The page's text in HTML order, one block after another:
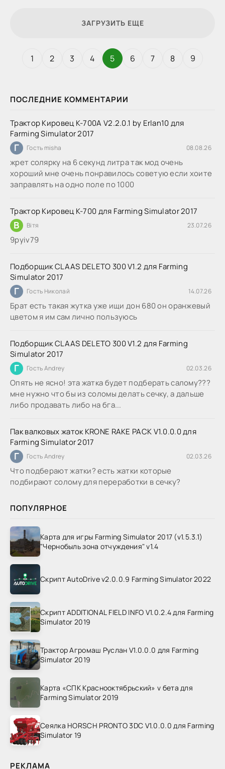
ПОСЛЕДНИЕ КОММЕНТАРИИ
Трактор Кировец К-700А V2.2.0.1 by Erlan10 для
Farming Simulator 2017
Г Гость misha 08.08.26
жрет солярку на 6 секунд литра так мод очень
хороший мне очень понравилось советую если хоите
заправлять на одно поле по 1000
Трактор Кировец К-700 для Farming Simulator 2017
В Вітя 23.07.26
9руіv79
Подборщик CLAAS DELETO 300 V1.2 для Farming
Simulator 2017
Г Гость Николай 14.07.26
Брат есть такая жутка уже ищи дон 680 он оранжевый
цветом я им сам лично пользуюсь
Подборщик CLAAS DELETO 300 V1.2 для Farming
Simulator 2017
Г Гость Andrey 02.03.26
Опять не ясно! эта жатка будет подберать салому???
мне нужно что бы из соломы делать сечку, а дальше
либо продавать либо на бга...
Пак валковых жаток KRONE RAKE PACK V1.0.0.0 для
Farming Simulator 2017
Г Гость Andrey 02.03.26
Что подберают жатки? есть жатки которые
подбирают солому для переработки в сечку?
ЗАГРУЗИТЬ ЕЩЕ
1 2 3 4 5 6 7 8 9
ПОПУЛЯРНОЕ
Карта для игры Farming Simulator 2017 (v1.5.3.1)
"Чернобыль зона отчуждения" v1.4
Скрипт AutoDrive v2.0.0.9 Farming Simulator 2022
Скрипт ADDITIONAL FIELD INFO V1.0.2.4 для Farming
Simulator 2019
Трактор Агромаш Руслан V1.0.0.0 для Farming
Simulator 2019
Карта «СПК Краснооктябрьский» v бета для
Farming Simulator 2019
Сеялка HORSCH PRONTO 3DC V1.0.0.0 для Farming
Simulator 19
РЕКЛАМА